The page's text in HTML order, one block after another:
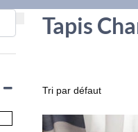
Tapis